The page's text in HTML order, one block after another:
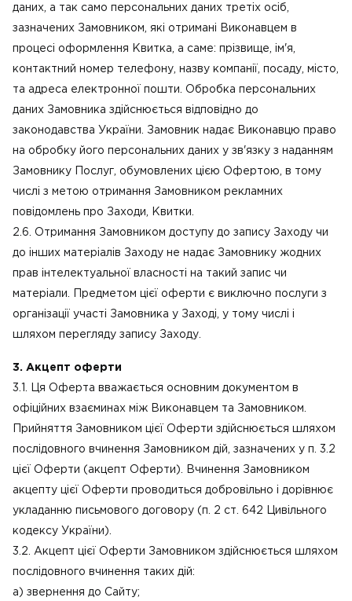
даних, а так само персональних даних третіх осіб,
зазначених Замовником, які отримані Виконавцем в
процесі оформлення Квитка, а саме: прізвище, ім'я,
контактний номер телефону, назву компанії, посаду, місто,
та адреса електронної пошти. Обробка персональних
даних Замовника здійснюється відповідно до
законодавства України. Замовник надає Виконавцю право
на обробку його персональних даних у зв'язку з наданням
Замовнику Послуг, обумовлених цією Офертою, в тому
числі з метою отримання Замовником рекламних
повідомлень про Заходи, Квитки.
2.6. Отримання Замовником доступу до запису Заходу чи
до інших матеріалів Заходу не надає Замовнику жодних
прав інтелектуальної власності на такий запис чи
матеріали. Предметом цієї оферти є виключно послуги з
організації участі Замовника у Заході, у тому числі і
шляхом перегляду запису Заходу.
3. Акцепт оферти
3.1. Ця Оферта вважається основним документом в
офіційних взаєминах між Виконавцем та Замовником.
Прийняття Замовником цієї Оферти здійснюється шляхом
послідовного вчинення Замовником дій, зазначених у п. 3.2
цієї Оферти (акцепт Оферти). Вчинення Замовником
акцепту цієї Оферти проводиться добровільно і дорівнює
укладанню письмового договору (п. 2 ст. 642 Цивільного
кодексу України).
3.2. Акцепт цієї Оферти Замовником здійснюється шляхом
послідовного вчинення таких дій:
а) звернення до Сайту;